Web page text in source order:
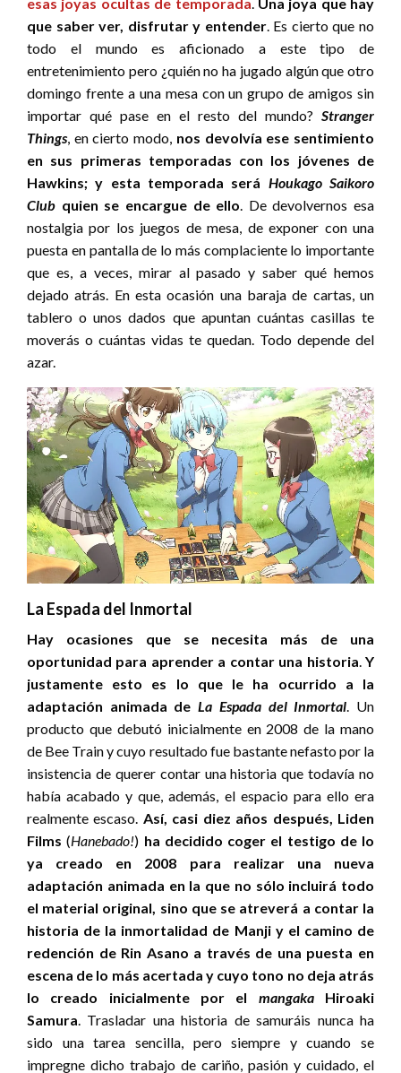
esas joyas ocultas de temporada. Una joya que hay
que saber ver, disfrutar y entender. Es cierto que no
todo el mundo es aficionado a este tipo de
entretenimiento pero ¿quién no ha jugado algún que otro
domingo frente a una mesa con un grupo de amigos sin
importar qué pase en el resto del mundo? Stranger
Things, en cierto modo, nos devolvía ese sentimiento
en sus primeras temporadas con los jóvenes de
Hawkins; y esta temporada será Houkago Saikoro
Club quien se encargue de ello. De devolvernos esa
nostalgia por los juegos de mesa, de exponer con una
puesta en pantalla de lo más complaciente lo importante
que es, a veces, mirar al pasado y saber qué hemos
dejado atrás. En esta ocasión una baraja de cartas, un
tablero o unos dados que apuntan cuántas casillas te
moverás o cuántas vidas te quedan. Todo depende del
azar.
La Espada del Inmortal
Hay ocasiones que se necesita más de una
oportunidad para aprender a contar una historia .Y
justamente esto es lo que le ha ocurrido a la
adaptación animada deLa Espada del Inmortal . Un
producto que debutó inicialmente en 2008 de la mano
de Bee Train y cuyo resultado fue bastante nefasto por la
insistencia de querer contar una historia que todavía no
había acabado y que, además, el espacio para ello era
realmente escaso. Así, casi diez años después, Liden
Films (Hanebado!) ha decidido coger el testigo de lo
ya creado en 2008 para realizar una nueva
adaptación animada en la que no sólo incluirá todo
el material original, sino que se atreverá a contar la
historia de la inmortalidad de Manji y el camino de
redención de Rin Asano a través de una puesta en
escena de lo más acertada y cuyo tono no deja atrás
lo creado inicialmente por el mangakaHiroaki
Samura . Trasladar una historia de samuráis nunca ha
sido una tarea sencilla, pero siempre y cuando se
impregne dicho trabajo de cariño, pasión y cuidado, el